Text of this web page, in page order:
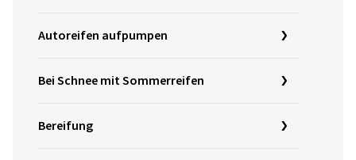
Autoreifen aufpumpen
Bei Schnee mit Sommerreifen
Bereifung